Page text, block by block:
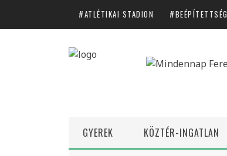
ATLÉTIKAI STADION BEÉPÍTETTSÉG
GYEREK KÖZTÉR-INGATLAN